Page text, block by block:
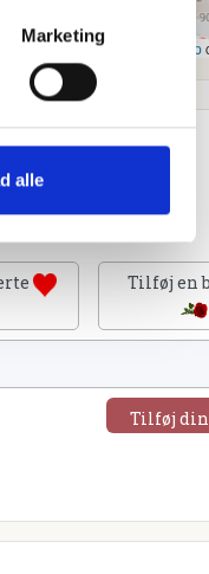
Marketing
alle
Leaflet |©OpenStreetMap
Tilføj en
Tilføj